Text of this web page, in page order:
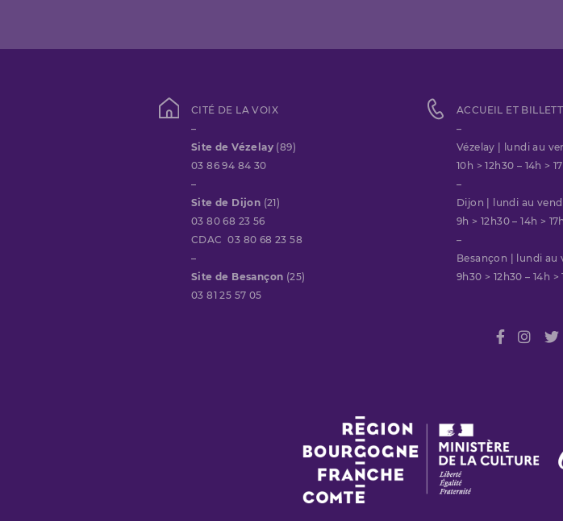
CITÉ DE LA VOIX
–
Site de Vézelay (89)
03 86 94 84 30
–
Site de Dijon (21)
03 80 68 23 56
CDAC 03 80 68 23 58
–
Site de Besançon (25)
03 81 25 57 05
ACCUEIL ET
–
Vézelay | lundi au
10h > 12h30 – 14h >
–
Dijon | lundi au
9h > 12h30 – 14h > 17h
–
Besançon | lundi au
9h30 > 12h30 – 14h >